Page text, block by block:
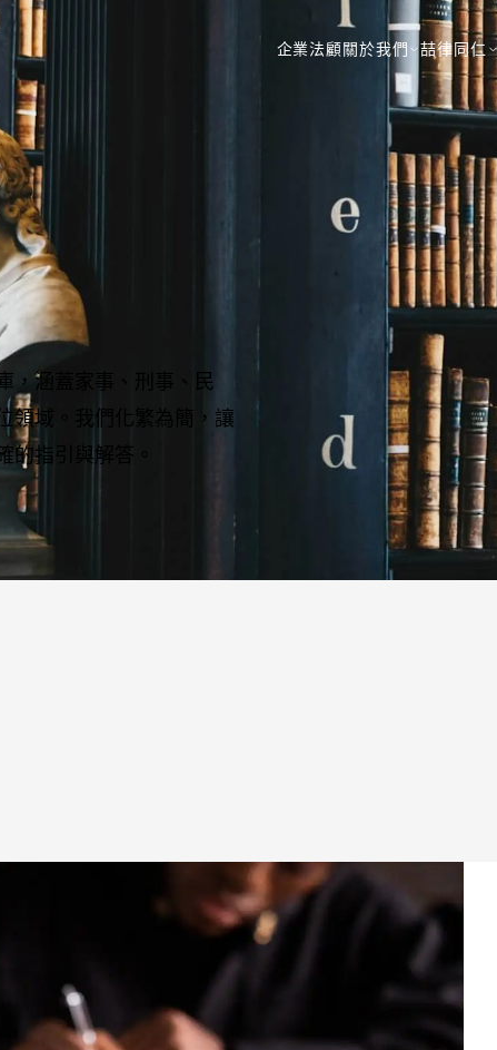
企業法顧關於我們 喆律同仁
，涵蓋家事、刑事、民
領域。我們化繁為簡，讓
指引與解答。